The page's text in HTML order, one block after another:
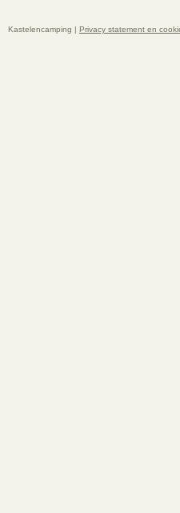
Kastelencamping | Privacy statement en